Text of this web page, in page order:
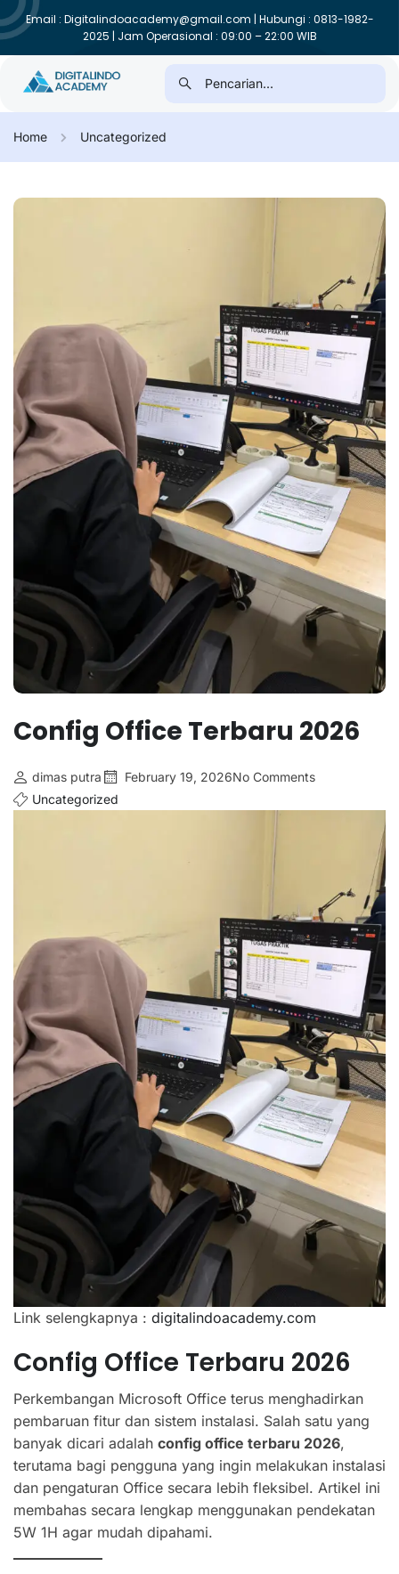
Email : Digitalindoacademy@gmail.com | Hubungi : 0813-1982-
2025 | Jam Operasional : 09:00 – 22:00 WIB
Home Uncategorized
Config Office Terbaru 2026
dimas putra February 19, 2026No Comments
Uncategorized
Link selengkapnya : digitalindoacademy.com
Config Office Terbaru 2026
Perkembangan Microsoft Office terus menghadirkan
pembaruan fitur dan sistem instalasi. Salah satu yang
banyak dicari adalah config office terbaru 2026,
terutama bagi pengguna yang ingin melakukan instalasi
dan pengaturan Office secara lebih fleksibel. Artikel ini
membahas secara lengkap menggunakan pendekatan
5W 1H agar mudah dipahami.